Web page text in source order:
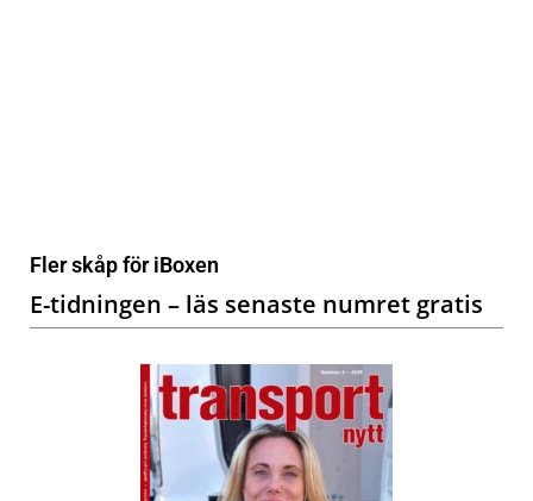
Fler skåp för iBoxen
E-tidningen – läs senaste numret gratis